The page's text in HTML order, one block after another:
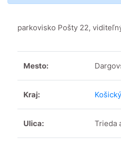
parkovisko Pošty 22,
Mesto:
Kraj:
Ulica: Trieda